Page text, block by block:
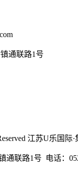
通联路1号
江苏U乐
联路1号 电话：